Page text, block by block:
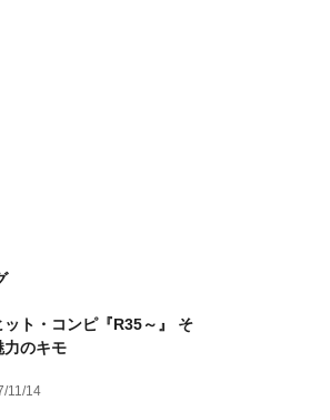
ット・コンピ『R35～』 そ
力のキモ
11/14